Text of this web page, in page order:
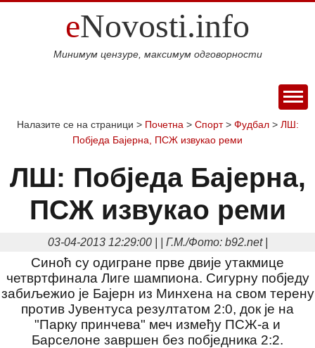
eNovosti.info
Минимум цензуре, максимум одговорности
ПОЧЕТНА
ВИЈЕСТИ
Свијет
Балкан
Србија
Република
Српска
Хроника
СПОРТ
МАГАЗИН
Занимљивости
Култура
Наука
технологија
Образовање
бизнис
ЕКОНОМИЈА
Посао
Аутомобили
Некретнине
ДРУШТВО
Интервју
КОЛУМНЕ
БЛОГ
О НАМА
Налазите се на страници > Почетна > Спорт> Фудбал> ЛШ:
Побједа Бајерна, ПСЖ извукао реми
ЛШ: Побједа Бајерна,
ПСЖ извукао реми
03-04-2013 12:29:00 | | Г.М./Фото: b92.net |
Синоћ су одигране прве двије утакмице
четвртфинала Лиге шампиона. Сигурну побједу
забиљежио је Бајерн из Минхена на свом терену
против Јувентуса резултатом 2:0, док је на
"Парку принчева" меч између ПСЖ-а и
Барселоне завршен без побједника 2:2.